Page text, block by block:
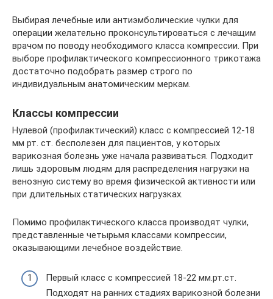
Выбирая лечебные или антиэмболические чулки для
операции желательно проконсультироваться с лечащим
врачом по поводу необходимого класса компрессии. При
выборе профилактического компрессионного трикотажа
достаточно подобрать размер строго по
индивидуальным анатомическим меркам.
Классы компрессии
Нулевой (профилактический) класс с компрессией 12-18
мм рт. ст. бесполезен для пациентов, у которых
варикозная болезнь уже начала развиваться. Подходит
лишь здоровым людям для распределения нагрузки на
венозную систему во время физической активности или
при длительных статических нагрузках.
Помимо профилактического класса производят чулки,
представленные четырьмя классами компрессии,
оказывающими лечебное воздействие.
Первый класс с компрессией 18-22 мм.рт.ст.
Подходят на ранних стадиях варикозной болезни